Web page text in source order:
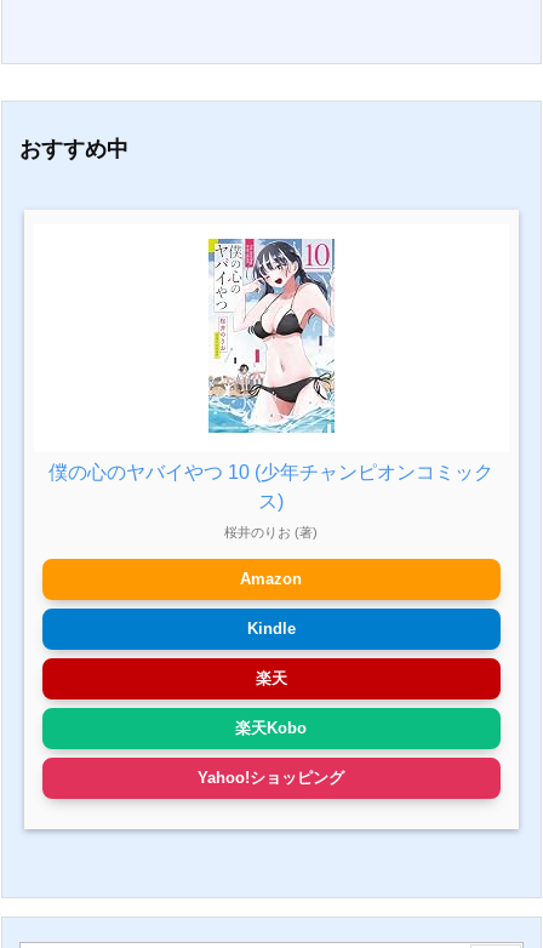
おすすめ中
僕の心のヤバイやつ 10 (少年チャンピオンコミック
ス)
桜井のりお (著)
Amazon
Kindle
楽天
楽天Kobo
Yahoo!ショッピング